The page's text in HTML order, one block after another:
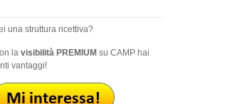
una struttura ricettiva?
la visibilità PREMIUMsu CAMP hai
vantaggi!